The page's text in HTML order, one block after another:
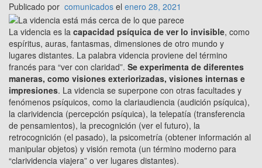
Publicado por comunicados el enero 28, 2021
La videncia es la capacidad psíquica de ver lo invisible, como
espíritus, auras, fantasmas, dimensiones de otro mundo y
lugares distantes. La palabra videncia proviene del término
francés para “ver con claridad”. Se experimenta de diferentes
maneras, como visiones exteriorizadas, visiones internas e
impresiones. La videncia se superpone con otras facultades y
fenómenos psíquicos, como la clariaudiencia (audición psíquica),
la clarividencia (percepción psíquica), la telepatía (transferencia
de pensamientos), la precognición (ver el futuro), la
retrocognición (el pasado), la psicometría (obtener información al
manipular objetos) y visión remota (un término moderno para
“clarividencia viajera” o ver lugares distantes).